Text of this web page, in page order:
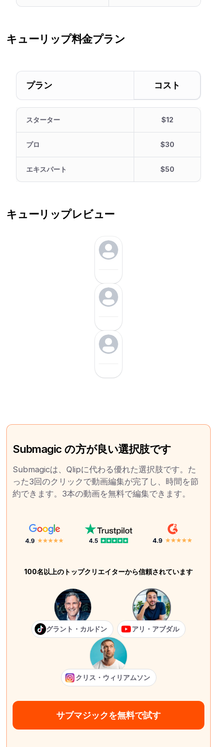
キューリップ料金プラン
プラン コスト
スターター $12
プロ $30
エキスパート $50
キューリップレビュー
Submagic の方が良い選択肢です
Submagicは、Qlipに代わる優れた選択肢です。た
った3回のクリックで動画編集が完了し、時間を節
約できます。3本の動画を無料で編集できます。
100名以上のトップクリエイターから信頼されています
グラント・カルドン アリ・アブダル
クリス・ウィリアムソン
サブマジックを無料で試す